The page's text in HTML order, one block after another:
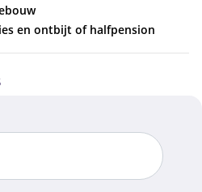
en ontbijt of halfpension